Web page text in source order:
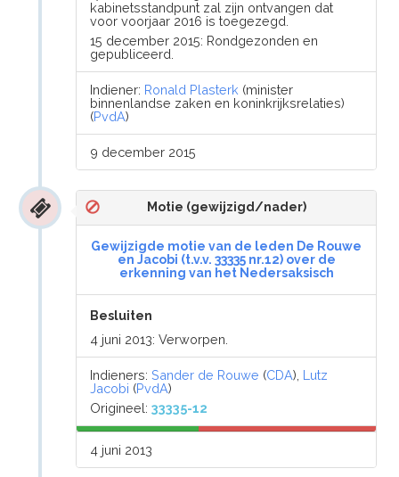
kabinetsstandpunt zal zijn ontvangen dat
voor voorjaar 2016 is toegezegd.
15 december 2015: Rondgezonden en
gepubliceerd.
Indiener: Ronald Plasterk (minister
binnenlandse zaken en koninkrijksrelaties)
(PvdA)
9 december 2015
Motie (gewijzigd/nader)
Gewijzigde motie van de leden De Rouwe
en Jacobi (t.v.v. 33335 nr.12) over de
erkenning van het Nedersaksisch
Besluiten
4 juni 2013: Verworpen.
Indieners:Sander de Rouwe (CDA), Lutz
Jacobi (PvdA)
Origineel:33335-12
4 juni 2013